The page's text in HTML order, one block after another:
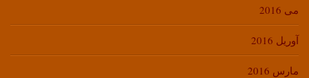
می 2016
آوریل 2016
مارس 2016